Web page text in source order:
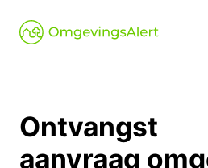
Ontvangst
aanvraag